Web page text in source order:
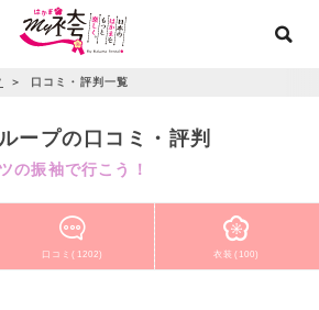
＞ 口コミ・評判一覧
ープの口コミ・評判
の振袖で行こう！
口コミ(1202) 衣装(100)